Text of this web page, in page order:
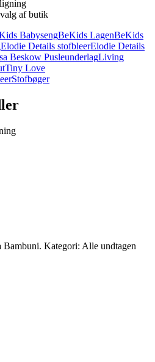
af butik
BabysengBeKids LagenBeKids
Elodie Details stofbleerElodie Details
Beskow PusleunderlagLiving
Tiny Love
Stofbøger
Kategori: Alle undtagen